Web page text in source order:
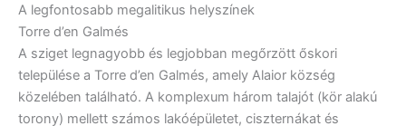
A legfontosabb megalitikus helyszínek
Torre d’en Galmés
A sziget legnagyobb és legjobban megőrzött őskori
települése a Torre d’en Galmés, amely Alaior község
közelében található. A komplexum három talajót (kör alakú
torony) mellett számos lakóépületet, ciszternákat és